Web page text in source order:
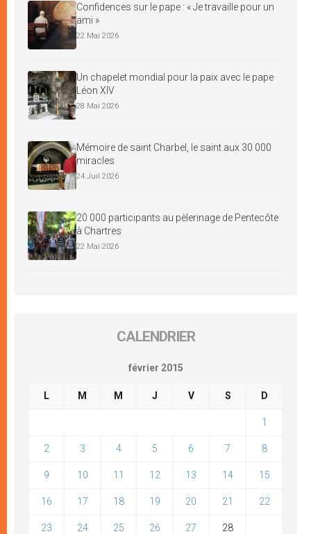
Confidences sur le pape : « Je travaille pour un
ami »
22 Mai 2026
Un chapelet mondial pour la paix avec le pape
Léon XIV
28 Mai 2026
Mémoire de saint Charbel, le saint aux 30 000
miracles
24 Juil 2026
20 000 participants au pèlerinage de Pentecôte
à Chartres
22 Mai 2026
CALENDRIER
février 2015
L M M J V S D
1
2 3 4 5 6 7 8
9 10 11 12 13 14 15
16 17 18 19 20 21 22
23 24 25 26 27 28